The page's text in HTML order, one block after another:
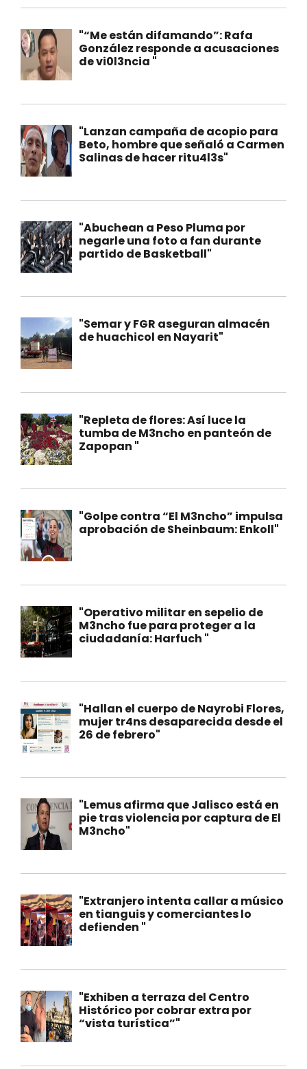
"“Me están difamando”: Rafa
González responde a acusaciones
de vi0l3ncia "
"Lanzan campaña de acopio para
Beto, hombre que señaló a Carmen
Salinas de hacer ritu4l3s"
"Abuchean a Peso Pluma por
negarle una foto a fan durante
partido de Basketball"
"Semar y FGR aseguran almacén
de huachicol en Nayarit"
"Repleta de flores: Así luce la
tumba de M3ncho en panteón de
Zapopan "
"Golpe contra “El M3ncho” impulsa
aprobación de Sheinbaum: Enkoll"
"Operativo militar en sepelio de
M3ncho fue para proteger a la
ciudadanía: Harfuch "
"Hallan el cuerpo de Nayrobi Flores,
mujer tr4ns desaparecida desde el
26 de febrero"
"Lemus afirma que Jalisco está en
pie tras violencia por captura de El
M3ncho"
"Extranjero intenta callar a músico
en tianguis y comerciantes lo
defienden "
"Exhiben a terraza del Centro
Histórico por cobrar extra por
“vista turística”"